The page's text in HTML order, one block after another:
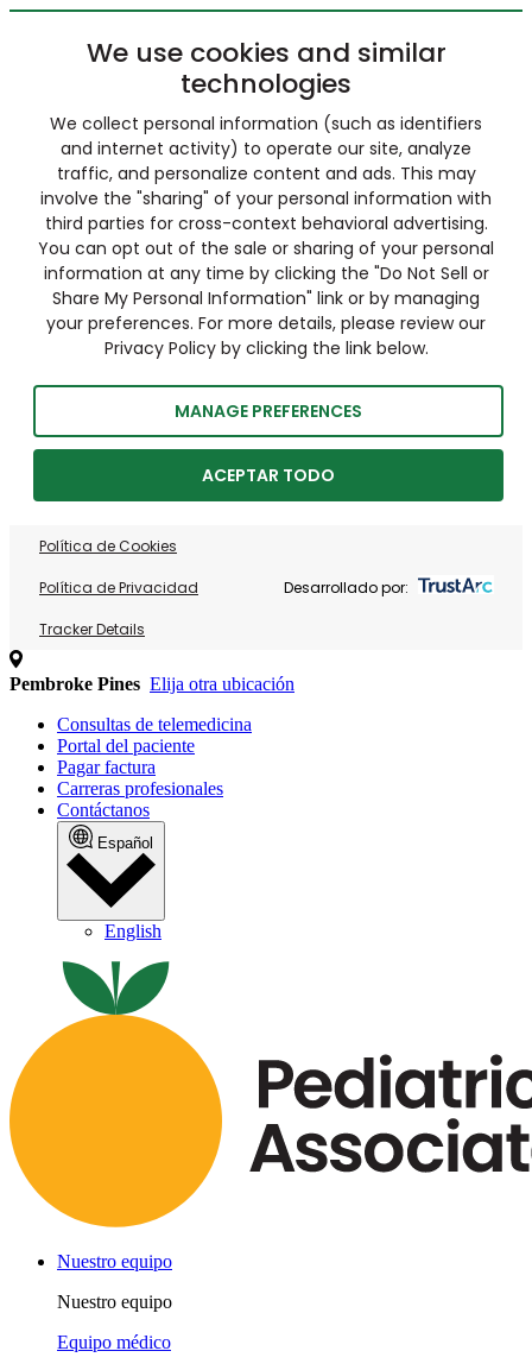
We use cookies and similar
technologies
We collect personal information (such as identifiers
and internet activity) to operate our site, analyze
traffic, and personalize content and ads. This may
involve the "sharing" of your personal information with
third parties for cross-context behavioral advertising.
You can opt out of the sale or sharing of your personal
information at any time by clicking the "Do Not Sell or
Share My Personal Information" link or by managing
your preferences. For more details, please review our
Privacy Policy by clicking the link below.
MANAGE PREFERENCES
ACEPTAR TODO
Política de Cookies
Política de Privacidad
Tracker Details
Desarrollado por:
Pembroke Pines Elija otra ubicación
Consultas de telemedicina
Portal del paciente
Pagar factura
Carreras profesionales
Contáctanos
Español
English
Nuestro equipo
Nuestro equipo
Equipo médico